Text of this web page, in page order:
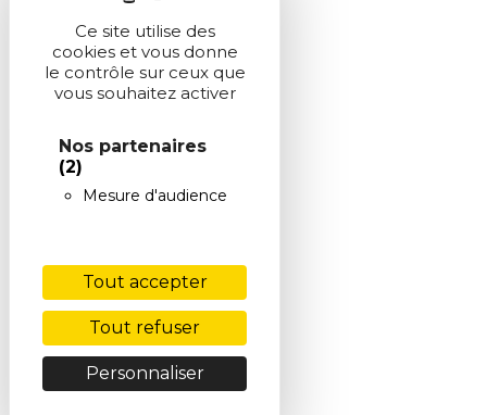
Ce site utilise des
cookies et vous donne
le contrôle sur ceux que
vous souhaitez activer
Nos partenaires
(2)
Mesure d'audience
Tout accepter
Tout refuser
Personnaliser